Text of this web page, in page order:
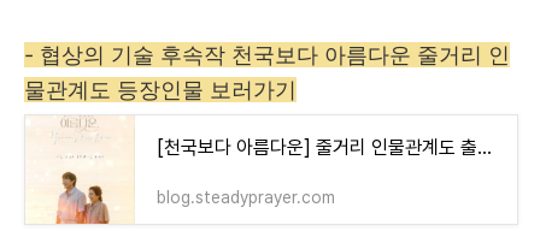
- 협상의 기술 후속작 천국보다 아름다운 줄거리 인
물관계도 등장인물 보러가기
[천국보다 아름다운] 줄거리 인물관계도 출연진 몇부작 등장인물 총정리
blog.steadyprayer.com